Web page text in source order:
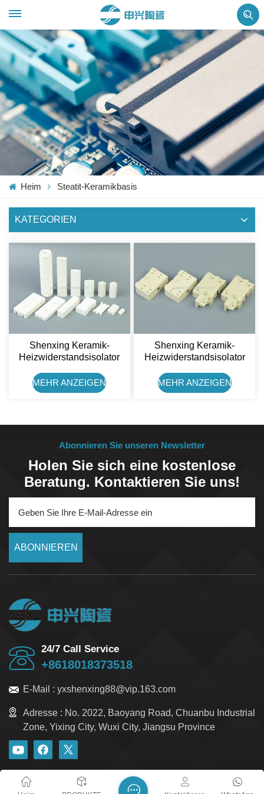
Heim Steatit-Keramikbasis
KATEGORIEN
Shenxing Keramik-
Heizwiderstandsisolator
Für Widerstände
MEHR ANZEIGEN
Shenxing Keramik-
Heizwiderstandsisolator
MEHR ANZEIGEN
Abonnieren Sie unseren Newsletter
Holen Sie sich eine kostenlose
Beratung. Kontaktieren Sie uns!
ABONNIEREN
24/7 Call Service
+8618018373518
E-Mail : yxshenxing88@vip.163.com
Adresse : No. 2022, Baoyang Road, Chuanbu Industrial
Zone, Yixing City, Wuxi City, Jiangsu Province
Xml Datenschutzrichtlinie Sitemap